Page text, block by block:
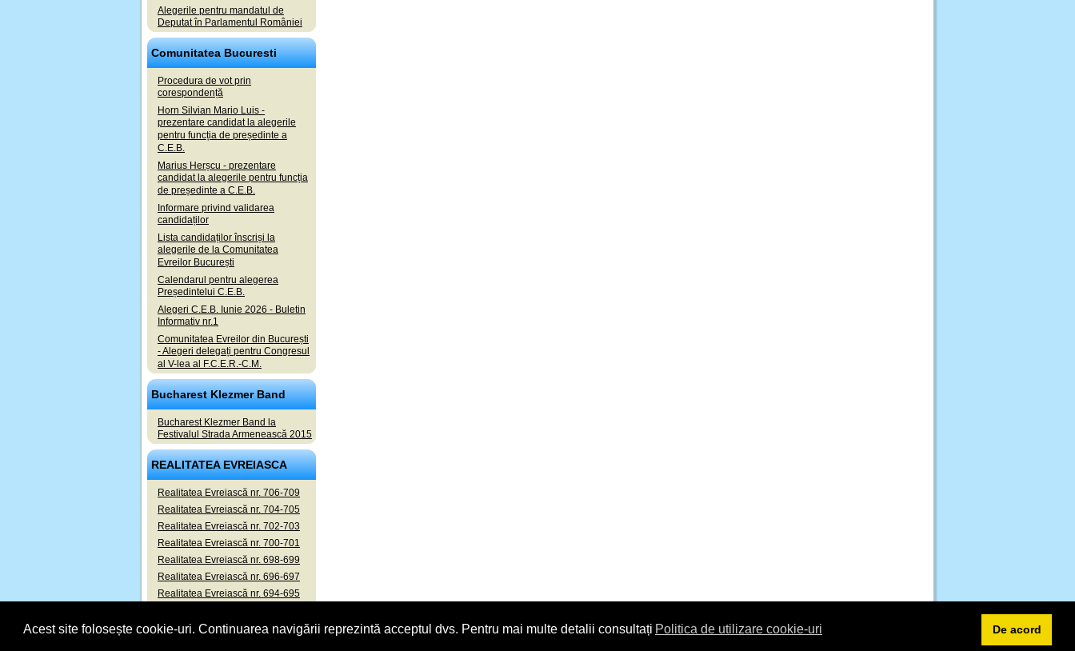
Acest site folosește cookie-uri. Continuarea navigării reprezintă acceptul dvs. Pentru mai multe detalii consultați Politica de utilizare cookie-uri De acord
Alegerile pentru mandatul de
Deputat în Parlamentul României
Comunitatea Bucuresti
Procedura de vot prin
corespondență
Horn Silvian Mario Luis -
prezentare candidat la alegerile
pentru funcția de președinte a
C.E.B.
Marius Herșcu - prezentare
candidat la alegerile pentru funcția
de președinte a C.E.B.
Informare privind validarea
candidaților
Lista candidaților înscriși la
alegerile de la Comunitatea
Evreilor București
Calendarul pentru alegerea
Președintelui C.E.B.
Alegeri C.E.B. Iunie 2026 - Buletin
Informativ nr.1
Comunitatea Evreilor din București
- Alegeri delegați pentru Congresul
al V-lea al F.C.E.R.-C.M.
Bucharest Klezmer Band
Bucharest Klezmer Band la
Festivalul Strada Armenească 2015
REALITATEA EVREIASCA
Realitatea Evreiască nr. 706-709
Realitatea Evreiască nr. 704-705
Realitatea Evreiască nr. 702-703
Realitatea Evreiască nr. 700-701
Realitatea Evreiască nr. 698-699
Realitatea Evreiască nr. 696-697
Realitatea Evreiască nr. 694-695